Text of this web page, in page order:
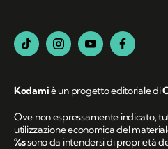
Kodamiè un progetto editoriale di
Ove non espressamente indicato,
utilizzazione economica del
%ssono da intendersi di proprietà